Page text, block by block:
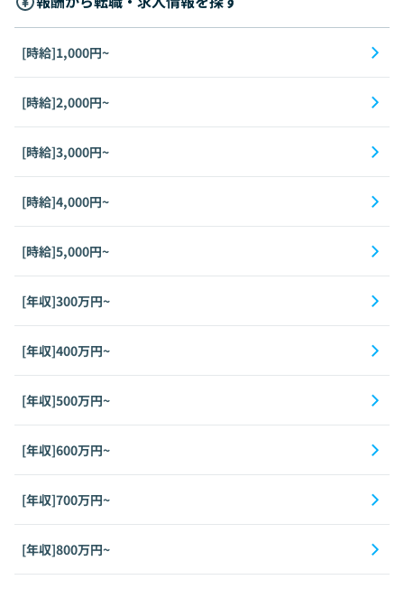
[時給]1,000円~
[時給]2,000円~
[時給]3,000円~
[時給]4,000円~
[時給]5,000円~
[年収]300万円~
[年収]400万円~
[年収]500万円~
[年収]600万円~
[年収]700万円~
[年収]800万円~